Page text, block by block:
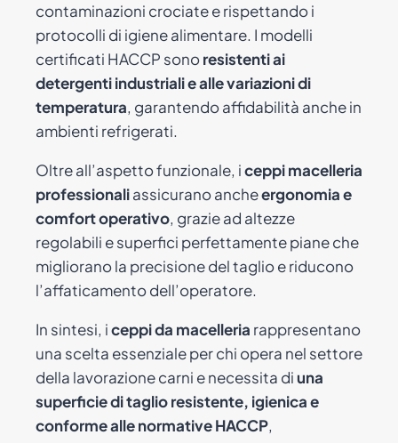
contaminazioni crociate e rispettando i
protocolli di igiene alimentare. I modelli
certificati HACCP sonoresistenti ai
detergenti industriali e alle variazioni di
temperatura, garantendo affidabilità anche in
ambienti refrigerati.
Oltre all’aspetto funzionale, iceppi macelleria
professionaliassicurano ancheergonomia e
comfort operativo, grazie ad altezze
regolabili e superfici perfettamente piane che
migliorano la precisione del taglio e riducono
l’affaticamento dell’operatore.
In sintesi, iceppi da macelleria rappresentano
una scelta essenziale per chi opera nel settore
della lavorazione carni e necessita diuna
superficie di taglio resistente, igienica e
conforme alle normative HACCP,